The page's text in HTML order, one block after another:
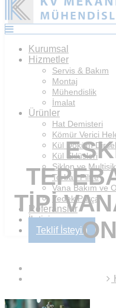
Kurumsal
Hizmetler
Servis & Bakım
Montaj
Mühendislik
İmalat
Ürünler
Hat Demisteri
Kömür Verici
Kül Döküm
Kül Eklüsleri
Siklon ve
Torbalı Filtre
Vana Bakım ve
Yedek Parça
Referanslar
İletişim
Teklif İsteyin
TIPI